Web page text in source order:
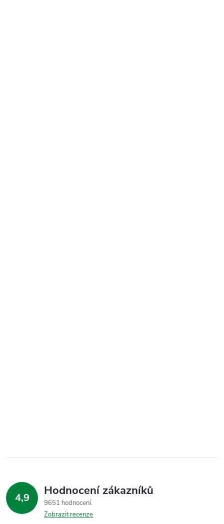
4,9 Hodnocení zákazníků
9651 hodnocení
Zobrazit recenze